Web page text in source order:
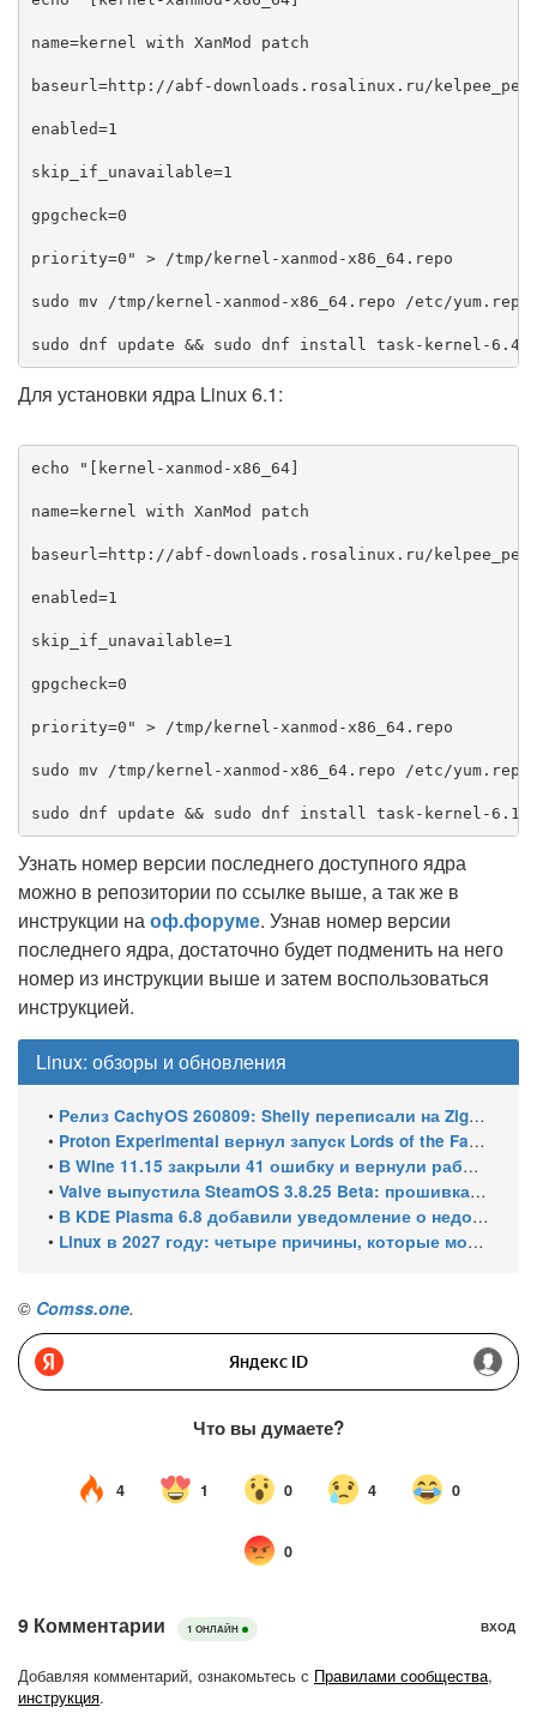
name=kernel with XanMod patch
baseurl=http://abf-downloads.rosalinux.ru/
enabled=1
skip_if_unavailable=1
gpgcheck=0
priority=0" > /tmp/kernel-xanmod-x86_64.repo
sudo mv /tmp/kernel-xanmod-x86_64.repo /etc/
Для установки ядра Linux 6.1:
echo "[kernel-xanmod-x86_64]
name=kernel with XanMod patch
baseurl=http://abf-downloads.rosalinux.ru/
enabled=1
skip_if_unavailable=1
gpgcheck=0
priority=0" > /tmp/kernel-xanmod-x86_64.repo
sudo mv /tmp/kernel-xanmod-x86_64.repo /etc/
sudo dnf update && sudo dnf install task-kernel-6.1-
Узнать номер версии последнего доступного ядра
можно в репозитории по ссылке выше, а так же в
инструкции наоф.форуме. Узнав номер версии
последнего ядра, достаточно будет подменить на него
номер из инструкции выше и затем воспользоваться
инструкцией.
Linux: обзоры и обновления
• Релиз CachyOS 260809: Shelly переписали на Zig, добавили профили серверной редакции
• Proton Experimental вернул запуск Lords of the Fallen и исправил HDR в Far Cry 5 на Linux
• В Wine 11.15 закрыли 41 ошибку и вернули работу winecfg
• Valve выпустила SteamOS 3.8.25 Beta: прошивка 108 для Steam Machine, поддержка Steam Frame Wireless Adapter и новых портативных консолей
• В KDE Plasma 6.8 добавили уведомление о недоступном принтере
• Linux в 2027 году: четыре причины, которые могут ускорить рост его доли
© Comss.one.